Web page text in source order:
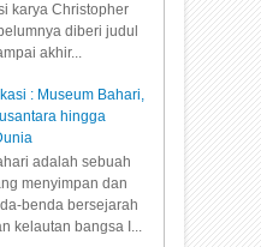
karya Christopher
diberi judul
akhir...
: Museum Bahari,
hingga
adalah sebuah
menyimpan dan
benda bersejarah
kelautan bangsa I...